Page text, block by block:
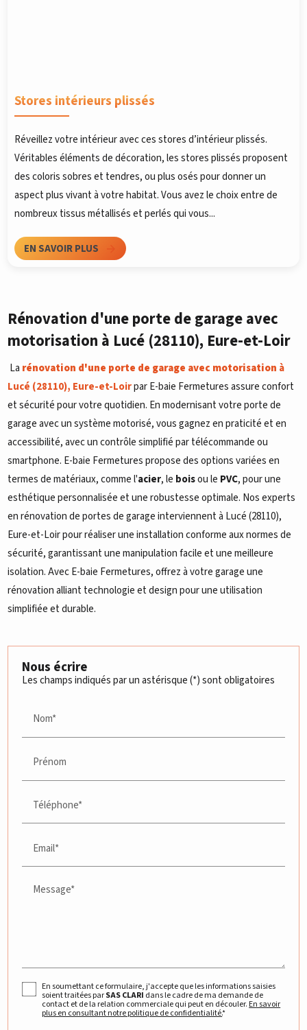
Stores intérieurs plissés
Réveillez votre intérieur avec ces stores d’intérieur plissés.
Véritables éléments de décoration, les stores plissés proposent
des coloris sobres et tendres, ou plus osés pour donner un
aspect plus vivant à votre habitat. Vous avez le choix entre de
nombreux tissus métallisés et perlés qui vous...
EN SAVOIR PLUS
Rénovation d'une porte de garage avec
motorisation à Lucé (28110), Eure-et-Loir
La rénovation d'une porte de garage avec motorisation à
Lucé (28110), Eure-et-Loirpar E-baie Fermetures assure confort
et sécurité pour votre quotidien. En modernisant votre porte de
garage avec un système motorisé, vous gagnez en praticité et en
accessibilité, avec un contrôle simplifié par télécommande ou
smartphone. E-baie Fermetures propose des options variées en
termes de matériaux, comme l'acier, le boisou le PVC, pour une
esthétique personnalisée et une robustesse optimale. Nos experts
en rénovation de portes de garage interviennent à Lucé (28110),
Eure-et-Loir pour réaliser une installation conforme aux normes de
sécurité, garantissant une manipulation facile et une meilleure
isolation. Avec E-baie Fermetures, offrez à votre garage une
rénovation alliant technologie et design pour une utilisation
simplifiée et durable.
Nous écrire
Les champs indiqués par un astérisque (*) sont obligatoires
Nom*
Prénom
Téléphone*
Email*
Message*
En soumettant ce formulaire, j'accepte que les informations saisies
soient traitées parSAS CLARI dans le cadre de ma demande de
contact et de la relation commerciale qui peut en découler. En savoir
plus en consultant notre politique de confidentialité.*